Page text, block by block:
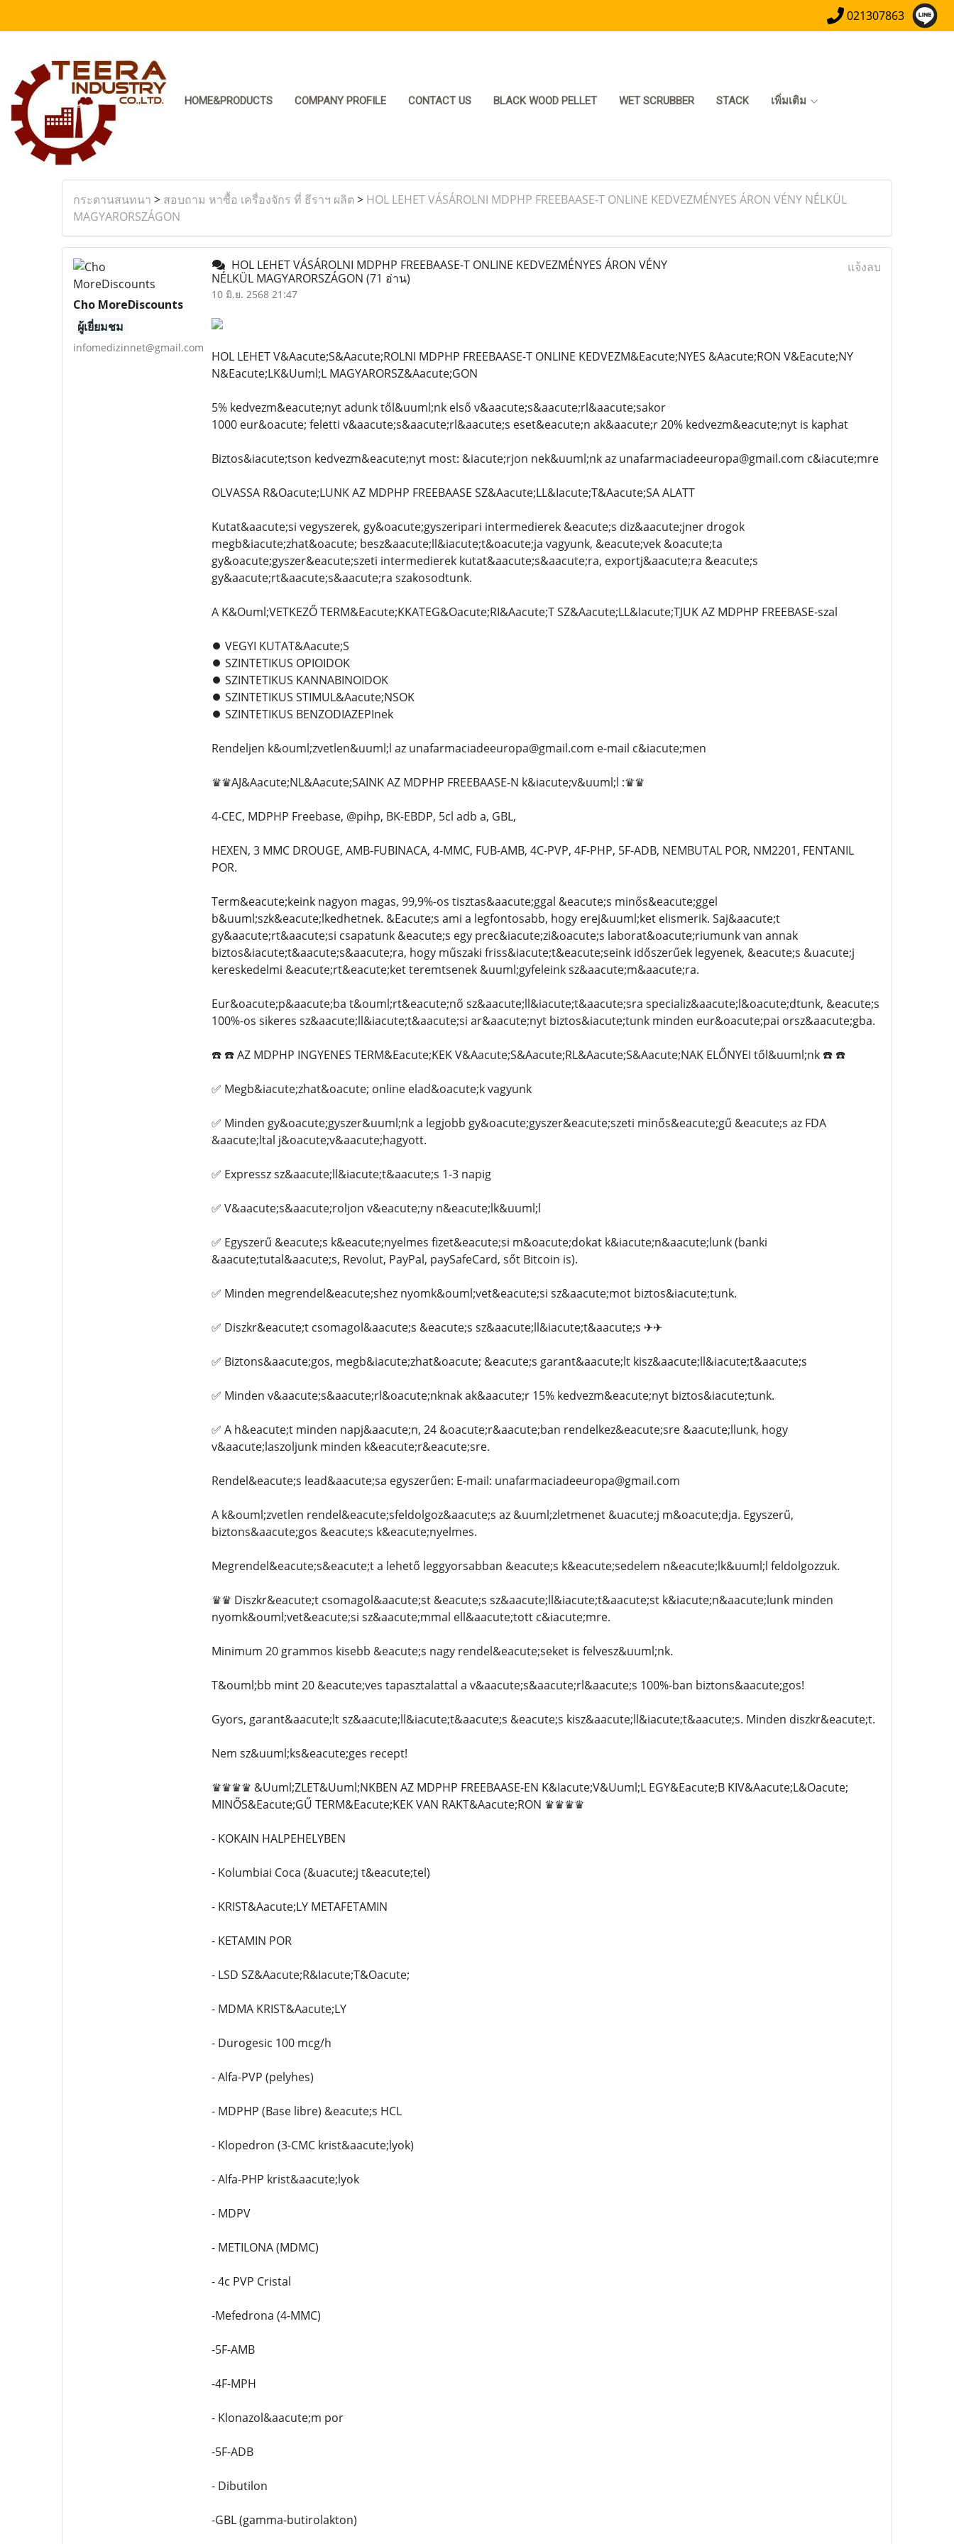
021307863
HOME&PRODUCTS COMPANY PROFILE CONTACT US BLACK WOOD PELLET WET SCRUBBER STACK เพิ่มเติม
กระดานสนทนา > สอบถาม หาซื้อ เครื่องจักร ที่ ธีราฯ ผลิต > HOL LEHET VÁSÁROLNI MDPHP FREEBAASE-T ONLINE KEDVEZMÉNYES ÁRON VÉNY NÉLKÜL
MAGYARORSZÁGON
Cho MoreDiscounts
ผู้เยี่ยมชม
infomedizinnet@gmail.com
HOL LEHET VÁSÁROLNI MDPHP FREEBAASE-T ONLINE KEDVEZMÉNYES ÁRON VÉNY
NÉLKÜL MAGYARORSZÁGON (71 อ่าน)
10 มิ.ย. 2568 21:47
แจ้งลบ
HOL LEHET V&Aacute;S&Aacute;ROLNI MDPHP FREEBAASE-T ONLINE KEDVEZM&Eacute;NYES &Aacute;RON V&Eacute;NY
N&Eacute;LK&Uuml;L MAGYARORSZ&Aacute;GON
5% kedvezm&eacute;nyt adunk től&uuml;nk első v&aacute;s&aacute;rl&aacute;sakor
1000 eur&oacute; feletti v&aacute;s&aacute;rl&aacute;s eset&eacute;n ak&aacute;r 20% kedvezm&eacute;nyt is kaphat
Biztos&iacute;tson kedvezm&eacute;nyt most: &iacute;rjon nek&uuml;nk az unafarmaciadeeuropa@gmail.com c&iacute;mre
OLVASSA R&Oacute;LUNK AZ MDPHP FREEBAASE SZ&Aacute;LL&Iacute;T&Aacute;SA ALATT
Kutat&aacute;si vegyszerek, gy&oacute;gyszeripari intermedierek &eacute;s diz&aacute;jner drogok
megb&iacute;zhat&oacute; besz&aacute;ll&iacute;t&oacute;ja vagyunk, &eacute;vek &oacute;ta
gy&oacute;gyszer&eacute;szeti intermedierek kutat&aacute;s&aacute;ra, exportj&aacute;ra &eacute;s
gy&aacute;rt&aacute;s&aacute;ra szakosodtunk.
A K&Ouml;VETKEZŐ TERM&Eacute;KKATEG&Oacute;RI&Aacute;T SZ&Aacute;LL&Iacute;TJUK AZ MDPHP FREEBASE-szal
⏺️ VEGYI KUTAT&Aacute;S
⏺️ SZINTETIKUS OPIOIDOK
⏺️ SZINTETIKUS KANNABINOIDOK
⏺️ SZINTETIKUS STIMUL&Aacute;NSOK
⏺️ SZINTETIKUS BENZODIAZEPInek
Rendeljen k&ouml;zvetlen&uuml;l az unafarmaciadeeuropa@gmail.com e-mail c&iacute;men
♛♛AJ&Aacute;NL&Aacute;SAINK AZ MDPHP FREEBAASE-N k&iacute;v&uuml;l :♛♛
4-CEC, MDPHP Freebase, @pihp, BK-EBDP, 5cl adb a, GBL,
HEXEN, 3 MMC DROUGE, AMB-FUBINACA, 4-MMC, FUB-AMB, 4C-PVP, 4F-PHP, 5F-ADB, NEMBUTAL POR, NM2201, FENTANIL
POR.
Term&eacute;keink nagyon magas, 99,9%-os tisztas&aacute;ggal &eacute;s minős&eacute;ggel
b&uuml;szk&eacute;lkedhetnek. &Eacute;s ami a legfontosabb, hogy erej&uuml;ket elismerik. Saj&aacute;t
gy&aacute;rt&aacute;si csapatunk &eacute;s egy prec&iacute;zi&oacute;s laborat&oacute;riumunk van annak
biztos&iacute;t&aacute;s&aacute;ra, hogy műszaki friss&iacute;t&eacute;seink időszerűek legyenek, &eacute;s &uacute;j
kereskedelmi &eacute;rt&eacute;ket teremtsenek &uuml;gyfeleink sz&aacute;m&aacute;ra.
Eur&oacute;p&aacute;ba t&ouml;rt&eacute;nő sz&aacute;ll&iacute;t&aacute;sra specializ&aacute;l&oacute;dtunk, &eacute;s
100%-os sikeres sz&aacute;ll&iacute;t&aacute;si ar&aacute;nyt biztos&iacute;tunk minden eur&oacute;pai orsz&aacute;gba.
☎️ ☎️ AZ MDPHP INGYENES TERM&Eacute;KEK V&Aacute;S&Aacute;RL&Aacute;S&Aacute;NAK ELŐNYEI től&uuml;nk ☎️ ☎️
✅ Megb&iacute;zhat&oacute; online elad&oacute;k vagyunk
✅ Minden gy&oacute;gyszer&uuml;nk a legjobb gy&oacute;gyszer&eacute;szeti minős&eacute;gű &eacute;s az FDA
&aacute;ltal j&oacute;v&aacute;hagyott.
✅ Expressz sz&aacute;ll&iacute;t&aacute;s 1-3 napig
✅ V&aacute;s&aacute;roljon v&eacute;ny n&eacute;lk&uuml;l
✅ Egyszerű &eacute;s k&eacute;nyelmes fizet&eacute;si m&oacute;dokat k&iacute;n&aacute;lunk (banki
&aacute;tutal&aacute;s, Revolut, PayPal, paySafeCard, sőt Bitcoin is).
✅ Minden megrendel&eacute;shez nyomk&ouml;vet&eacute;si sz&aacute;mot biztos&iacute;tunk.
✅ Diszkr&eacute;t csomagol&aacute;s &eacute;s sz&aacute;ll&iacute;t&aacute;s ✈✈
✅ Biztons&aacute;gos, megb&iacute;zhat&oacute; &eacute;s garant&aacute;lt kisz&aacute;ll&iacute;t&aacute;s
✅ Minden v&aacute;s&aacute;rl&oacute;nknak ak&aacute;r 15% kedvezm&eacute;nyt biztos&iacute;tunk.
✅ A h&eacute;t minden napj&aacute;n, 24 &oacute;r&aacute;ban rendelkez&eacute;sre &aacute;llunk, hogy
v&aacute;laszoljunk minden k&eacute;r&eacute;sre.
Rendel&eacute;s lead&aacute;sa egyszerűen: E-mail: unafarmaciadeeuropa@gmail.com
A k&ouml;zvetlen rendel&eacute;sfeldolgoz&aacute;s az &uuml;zletmenet &uacute;j m&oacute;dja. Egyszerű,
biztons&aacute;gos &eacute;s k&eacute;nyelmes.
Megrendel&eacute;s&eacute;t a lehető leggyorsabban &eacute;s k&eacute;sedelem n&eacute;lk&uuml;l feldolgozzuk.
♛♛ Diszkr&eacute;t csomagol&aacute;st &eacute;s sz&aacute;ll&iacute;t&aacute;st k&iacute;n&aacute;lunk minden
nyomk&ouml;vet&eacute;si sz&aacute;mmal ell&aacute;tott c&iacute;mre.
Minimum 20 grammos kisebb &eacute;s nagy rendel&eacute;seket is felvesz&uuml;nk.
T&ouml;bb mint 20 &eacute;ves tapasztalattal a v&aacute;s&aacute;rl&aacute;s 100%-ban biztons&aacute;gos!
Gyors, garant&aacute;lt sz&aacute;ll&iacute;t&aacute;s &eacute;s kisz&aacute;ll&iacute;t&aacute;s. Minden diszkr&eacute;t.
Nem sz&uuml;ks&eacute;ges recept!
♛♛♛♛ &Uuml;ZLET&Uuml;NKBEN AZ MDPHP FREEBAASE-EN K&Iacute;V&Uuml;L EGY&Eacute;B KIV&Aacute;L&Oacute;
MINŐS&Eacute;GŰ TERM&Eacute;KEK VAN RAKT&Aacute;RON ♛♛♛♛
- KOKAIN HALPEHELYBEN
- Kolumbiai Coca (&uacute;j t&eacute;tel)
- KRIST&Aacute;LY METAFETAMIN
- KETAMIN POR
- LSD SZ&Aacute;R&Iacute;T&Oacute;
- MDMA KRIST&Aacute;LY
- Durogesic 100 mcg/h
- Alfa-PVP (pelyhes)
- MDPHP (Base libre) &eacute;s HCL
- Klopedron (3-CMC krist&aacute;lyok)
- Alfa-PHP krist&aacute;lyok
- MDPV
- METILONA (MDMC)
- 4c PVP Cristal
-Mefedrona (4-MMC)
-5F-AMB
-4F-MPH
- Klonazol&aacute;m por
-5F-ADB
- Dibutilon
-GBL (gamma-butirolakton)